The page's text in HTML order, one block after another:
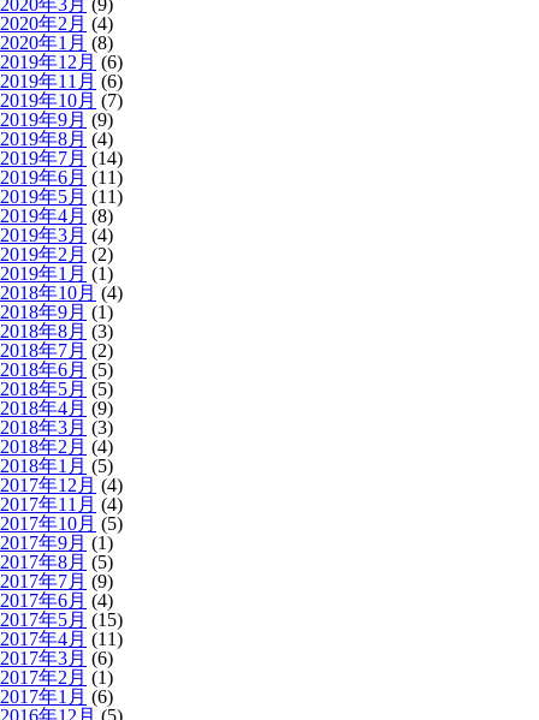
2020年3月 (9)
2020年2月 (4)
2020年1月 (8)
2019年12月 (6)
2019年11月 (6)
2019年10月 (7)
2019年9月 (9)
2019年8月 (4)
2019年7月 (14)
2019年6月 (11)
2019年5月 (11)
2019年4月 (8)
2019年3月 (4)
2019年2月 (2)
2019年1月 (1)
2018年10月 (4)
2018年9月 (1)
2018年8月 (3)
2018年7月 (2)
2018年6月 (5)
2018年5月 (5)
2018年4月 (9)
2018年3月 (3)
2018年2月 (4)
2018年1月 (5)
2017年12月 (4)
2017年11月 (4)
2017年10月 (5)
2017年9月 (1)
2017年8月 (5)
2017年7月 (9)
2017年6月 (4)
2017年5月 (15)
2017年4月 (11)
2017年3月 (6)
2017年2月 (1)
2017年1月 (6)